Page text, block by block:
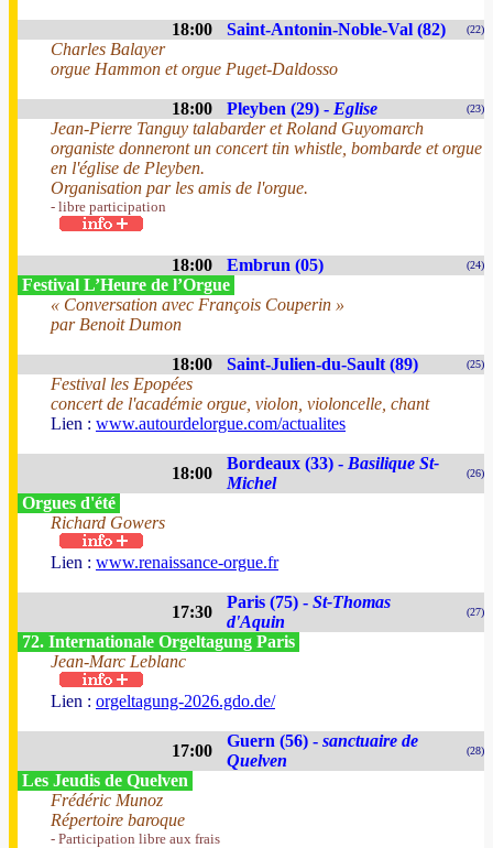
18:00 Saint-Antonin-Noble-Val (82) (22)
Charles Balayer
orgue Hammon et orgue Puget-Daldosso
18:00 Pleyben (29) - Eglise (23)
Jean-Pierre Tanguy talabarder et Roland Guyomarch
organiste donneront un concert tin whistle, bombarde et orgue
en l'église de Pleyben.
Organisation par les amis de l'orgue.
- libre participation
18:00 Embrun (05) (24)
Festival L’Heure de l’Orgue
« Conversation avec François Couperin »
par Benoit Dumon
18:00 Saint-Julien-du-Sault (89) (25)
Festival les Epopées
concert de l'académie orgue, violon, violoncelle, chant
Lien : www.autourdelorgue.com/actualites
18:00
Bordeaux (33) - Basilique St-
Michel
(26)
Orgues d'été
Richard Gowers
Lien : www.renaissance-orgue.fr
17:30
Paris (75) - St-Thomas
d'Aquin
(27)
72. Internationale Orgeltagung Paris
Jean-Marc Leblanc
Lien : orgeltagung-2026.gdo.de/
17:00
Guern (56) - sanctuaire de
Quelven
(28)
Les Jeudis de Quelven
Frédéric Munoz
Répertoire baroque
- Participation libre aux frais